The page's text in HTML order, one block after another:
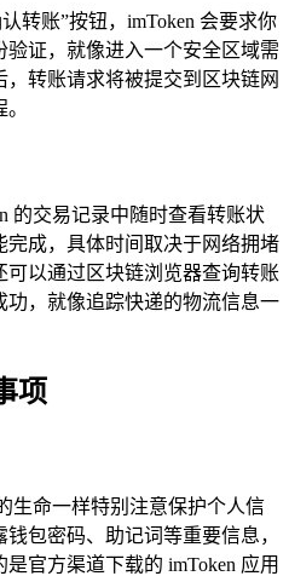
转账”按钮，imToken 会要求你
证，就像进入一个安全区域需
转账请求将被提交到区块链网
的交易记录中随时查看转账状
成，具体时间取决于网络拥堵
以通过区块链浏览器查询转账
，就像追踪快递的物流信息一
项
生命一样特别注意保护个人信
包密码、助记词等重要信息，
官方渠道下载的 imToken 应用